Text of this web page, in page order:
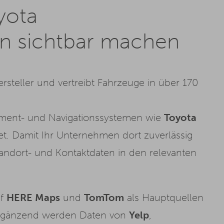
sichtbar machen
und vertreibt Fahrzeuge in über 170
und Navigationssystemen wieToyota
Damit Ihr Unternehmen dort zuverlässig
und Kontaktdaten in den relevanten
HERE Maps undTomTom als Hauptquellen
werden Daten vonYelp